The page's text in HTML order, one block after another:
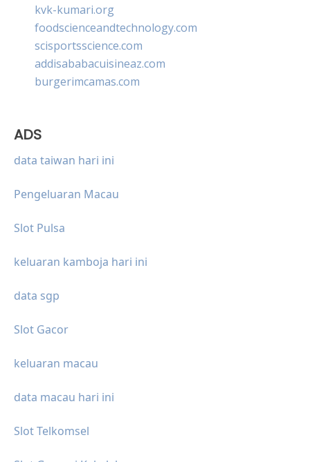
kvk-kumari.org
foodscienceandtechnology.com
scisportsscience.com
addisababacuisineaz.com
burgerimcamas.com
ADS
data taiwan hari ini
Pengeluaran Macau
Slot Pulsa
keluaran kamboja hari ini
data sgp
Slot Gacor
keluaran macau
data macau hari ini
Slot Telkomsel